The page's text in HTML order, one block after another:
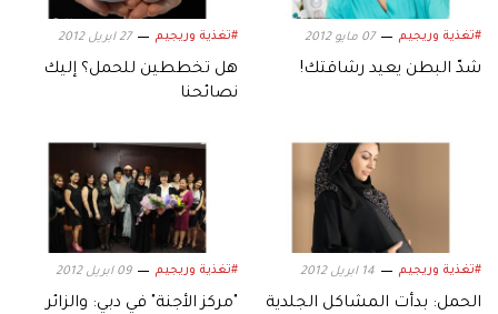
#تغذية وريجيم 07 مايو 2012
شدّ البطن يعيد رشاقتك!
#تغذية وريجيم 27 ابريل 2012
هل تخططين للحمل؟ إليك
نصائحنا
#تغذية وريجيم 14 ابريل 2012
الحمل: بدأت المشاكل الجلدية
#تغذية وريجيم 09 ابريل 2012
"مركز الأجنة" في دبي: والزائر